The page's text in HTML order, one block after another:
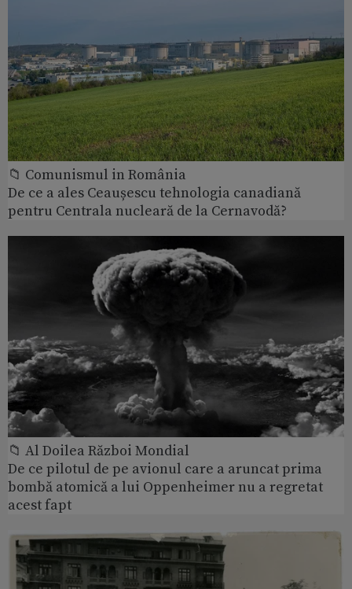
📁 Comunismul in România
De ce a ales Ceaușescu tehnologia canadiană
pentru Centrala nucleară de la Cernavodă?
📁 Al Doilea Război Mondial
De ce pilotul de pe avionul care a aruncat prima
bombă atomică a lui Oppenheimer nu a regretat
acest fapt